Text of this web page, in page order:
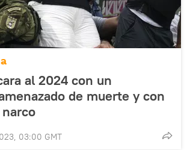
al 2024 con un
de muerte y con
03:00 GMT